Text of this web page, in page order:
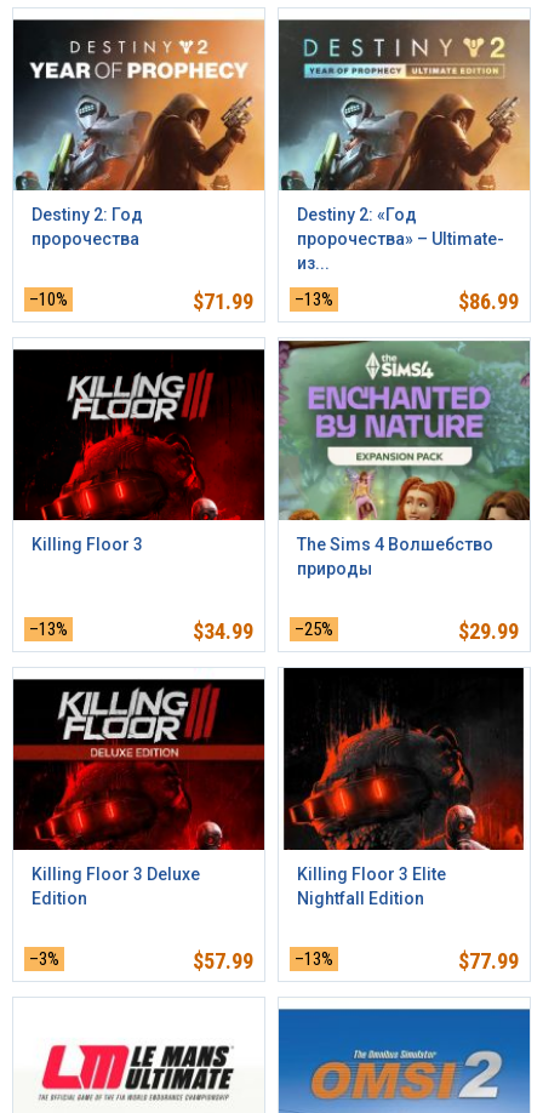
Destiny 2: Год
пророчества
–10% $71.99
Destiny 2: «Год
пророчества» – Ultimate-
из...
–13% $86.99
Killing Floor 3
–13% $34.99
The Sims 4 Волшебство
природы
–25% $29.99
Killing Floor 3 Deluxe
Edition
–3% $57.99
Killing Floor 3 Elite
Nightfall Edition
–13% $77.99